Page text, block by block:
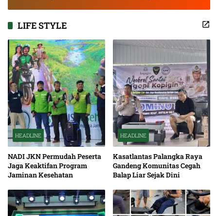
LIFE STYLE
HEADLINE
NADI JKN Permudah Peserta
Jaga Keaktifan Program
Jaminan Kesehatan
HEADLINE
Kasatlantas Palangka Raya
Gandeng Komunitas Cegah
Balap Liar Sejak Dini